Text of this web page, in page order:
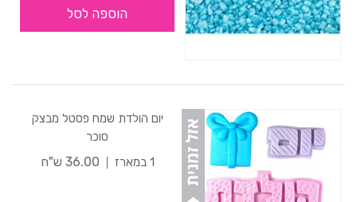
הוספה לסל
יום הולדת שמח פסטל מבצק
סוכר
1 במארז
36.00 ש"ח